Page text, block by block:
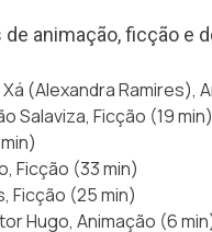
animação, ficção e
(Alexandra Ramires),
Salaviza, Ficção (19 min)
Ficção (33 min)
Ficção (25 min)
Hugo, Animação (6